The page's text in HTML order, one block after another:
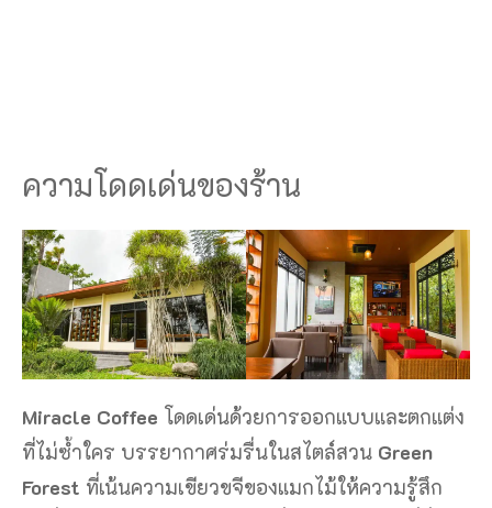
ความโดดเด่นของร้าน
Miracle Coffee โดดเด่นด้วยการออกแบบและตกแต่ง
ที่ไม่ซ้ำใคร บรรยากาศร่มรื่นในสไตล์สวน Green
Forest ที่เน้นความเขียวขจีของแมกไม้ให้ความรู้สึก